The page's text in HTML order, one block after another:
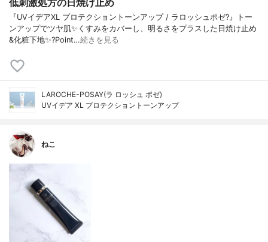
低刺激処方の日焼け止め
『UVイデアXL プロテクショントーンアップ / ラロッシュポゼ?』トー
ンアップでツヤ肌✨くすみをカバーし、明るさをプラスした日焼け止め
&化粧下地✨?Point…続きを見る
LAROCHE-POSAY(ラ ロッシュ ポゼ)
UVイデア XL プロテクショントーンアップ
ねこ